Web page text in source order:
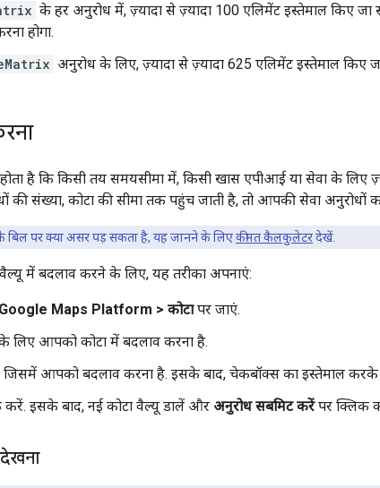
के हर अनुरोध में, ज़्यादा से ज़्यादा 100 एलिमेंट इस्तेमाल किए
होगा.
अनुरोध के लिए, ज़्यादा से ज़्यादा 625 एलिमेंट इस्तेमाल किए
है कि किसी तय समयसीमा में, किसी खास एपीआई या सेवा के लिए
की संख्या, कोटा की सीमा तक पहुंच जाती है, तो आपकी सेवा अनुरोधों
पर क्या असर पड़ सकता है, यह जानने के लिएकीमत कैलकुलेटरदेखें.
में बदलाव करने के लिए, यह तरीका अपनाएं:
Google Maps Platform > कोटापर जाएं.
लिए आपको कोटा में बदलाव करना है.
जिसमें आपको बदलाव करना है. इसके बाद, चेकबॉक्स का इस्तेमाल
इसके बाद, नई कोटा वैल्यू डालें और अनुरोध सबमिट करेंपर क्लिक